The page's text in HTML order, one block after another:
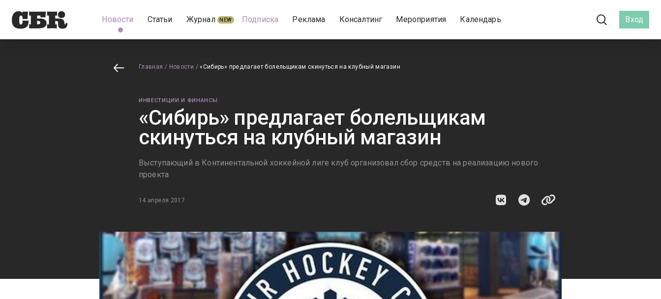
Новости Статьи Журнал NEW Подписка Реклама Консалтинг Мероприятия Календарь Вход
Главная / Новости / «Сибирь» предлагает болельщикам скинуться на клубный магазин
ИНВЕСТИЦИИ И ФИНАНСЫ
«Сибирь» предлагает болельщикам
скинуться на клубный магазин
Выступающий в Континентальной хоккейной лиге клуб организовал сбор средств на реализацию нового
проекта
14 апреля 2017